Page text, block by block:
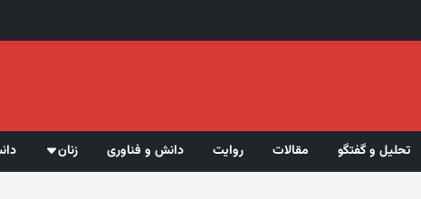
تحلیل و گفتگو مقالات روایت دانش و فناوری زنان